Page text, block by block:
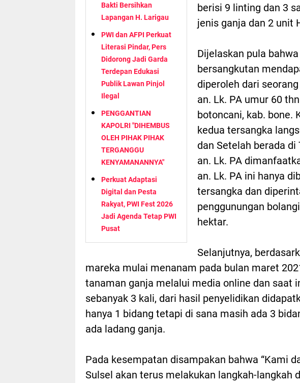
Bakti Bersihkan
Lapangan H. Larigau
PWI dan AFPI Perkuat
Literasi Pindar, Pers
Didorong Jadi Garda
Terdepan Edukasi
Publik Lawan Pinjol
Ilegal
PENGGANTIAN
KAPOLRI "DIHEMBUS
OLEH PIHAK PIHAK
TERGANGGU
KENYAMANANNYA"
Perkuat Adaptasi
Digital dan Pesta
Rakyat, PWI Fest 2026
Jadi Agenda Tetap PWI
Pusat
berisi 9 linting dan 3
jenis ganja dan 2 unit
Dijelaskan pula
bersangkutan
diperoleh dari
an. Lk. PA umur 60
botoncani, kab. bone.
kedua tersangka
dan Setelah berada
an. Lk. PA
an. Lk. PA ini hanya
tersangka dan
penggunungan
hektar.
Selanjutnya,
mareka mulai menanam pada bulan maret
tanaman ganja melalui media online dan saat
sebanyak 3 kali, dari hasil penyelidikan
hanya 1 bidang tetapi di sana masih ada 3
ada ladang ganja.
Pada kesempatan disampakan bahwa “Kami
Sulsel akan terus melakukan langkah-langkah